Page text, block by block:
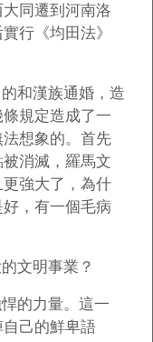
同遷到河南洛
行《均田法》
和漢族通婚，造
規定造成了一
想象的。首先
消滅，羅馬文
強大了，為什
，有一個毛病
文明事業？
的力量。這一
己的鮮卑語